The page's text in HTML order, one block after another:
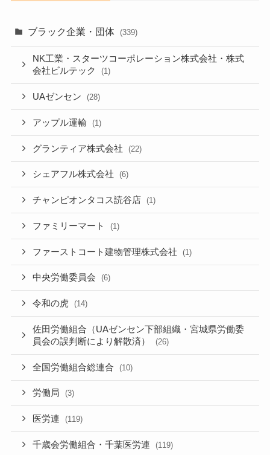
ブラック企業・団体 (339)
NK工業・スターツコーポレーション株式会社・株式
会社ビルテック
(1)
UAゼンセン (28)
アップル運輸 (1)
グランティア株式会社 (22)
シェアフル株式会社 (6)
チャンピオンタコス読谷店 (1)
ファミリーマート (1)
ファーストコート建物管理株式会社 (1)
中央労働委員会 (6)
令和の虎 (14)
佐田労働組合（UAゼンセン下部組織・宮城県労働委
員会の誤判断により解散済）
(26)
全国労働組合総連合 (10)
労働局 (3)
医労連 (119)
千歳会労働組合・千葉医労連 (119)